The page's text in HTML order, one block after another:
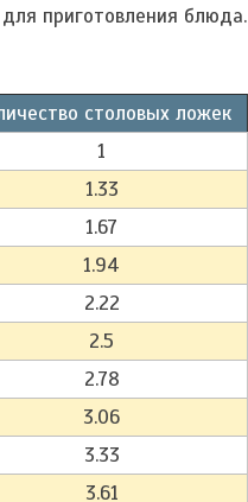
приготовления блюда.
столовых ложек
1
1.33
1.67
1.94
2.22
2.5
2.78
3.06
3.33
3.61